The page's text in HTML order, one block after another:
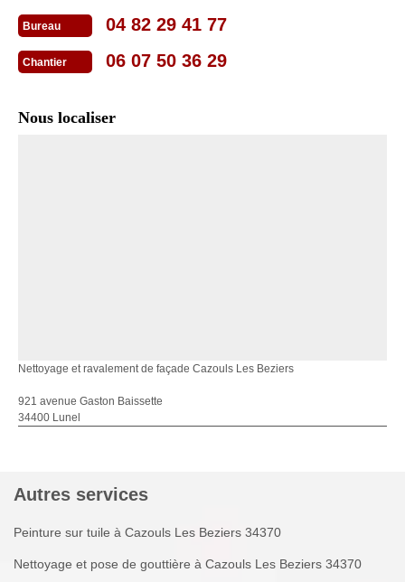
Bureau 04 82 29 41 77
Chantier 06 07 50 36 29
Nous localiser
Nettoyage et ravalement de façade Cazouls Les Beziers
921 avenue Gaston Baissette
34400 Lunel
Autres services
Peinture sur tuile à Cazouls Les Beziers 34370
Nettoyage et pose de gouttière à Cazouls Les Beziers 34370